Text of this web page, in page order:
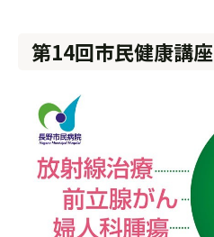
第14回市民健康講座